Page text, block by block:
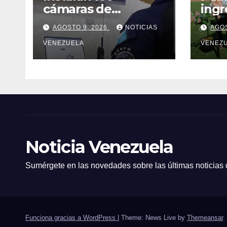
cámaras de
videovigilancia en
Cumaná
AGOSTO 9, 2026 NOTICIAS
VENEZUELA
la
Noticia Venezuela
Sumérgete en las novedades sobre las últimas noticias
Funciona gracias a WordPress Theme: News Live by Themeansar.